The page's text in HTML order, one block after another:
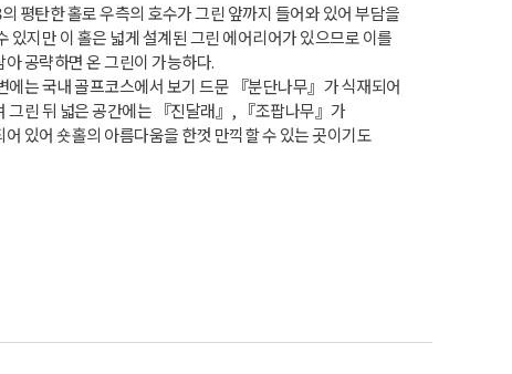
평탄한 홀로 우측의 호수가 그린 앞까지 들어와 있어 부담을
있지만 이 홀은 넓게 설계된 그린 에어리어가 있으므로 이를
아 공략하면 온 그린이 가능하다.
에는 국내 골프코스에서 보기 드문 『분단나무』가 식재되어
그린 뒤 넓은 공간에는 『진달래』, 『조팝나무』가
어 있어 숏홀의 아름다움을 한껏 만끽할 수 있는 곳이기도